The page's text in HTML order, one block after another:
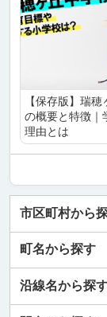
【保存版】瑞
の概要と特徴｜
理由とは
市区町村から
町名から探す
沿線名から探